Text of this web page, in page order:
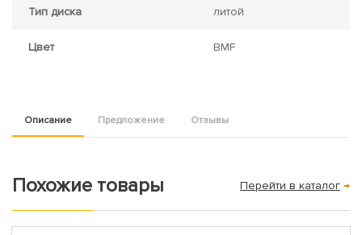
Тип диска литой
Цвет BMF
Описание Предложение Отзывы
Похожие товары Перейти в каталог →